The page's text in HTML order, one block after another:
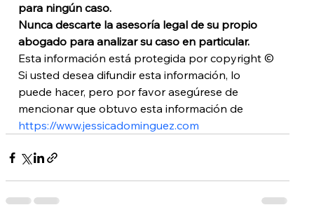
para ningún caso.
Nunca descarte la asesoría legal de su propio
abogado para analizar su caso en particular.
Esta información está protegida por copyright ©
Si usted desea difundir esta información, lo
puede hacer, pero por favor asegúrese de
mencionar que obtuvo esta información de
https://www.jessicadominguez.com